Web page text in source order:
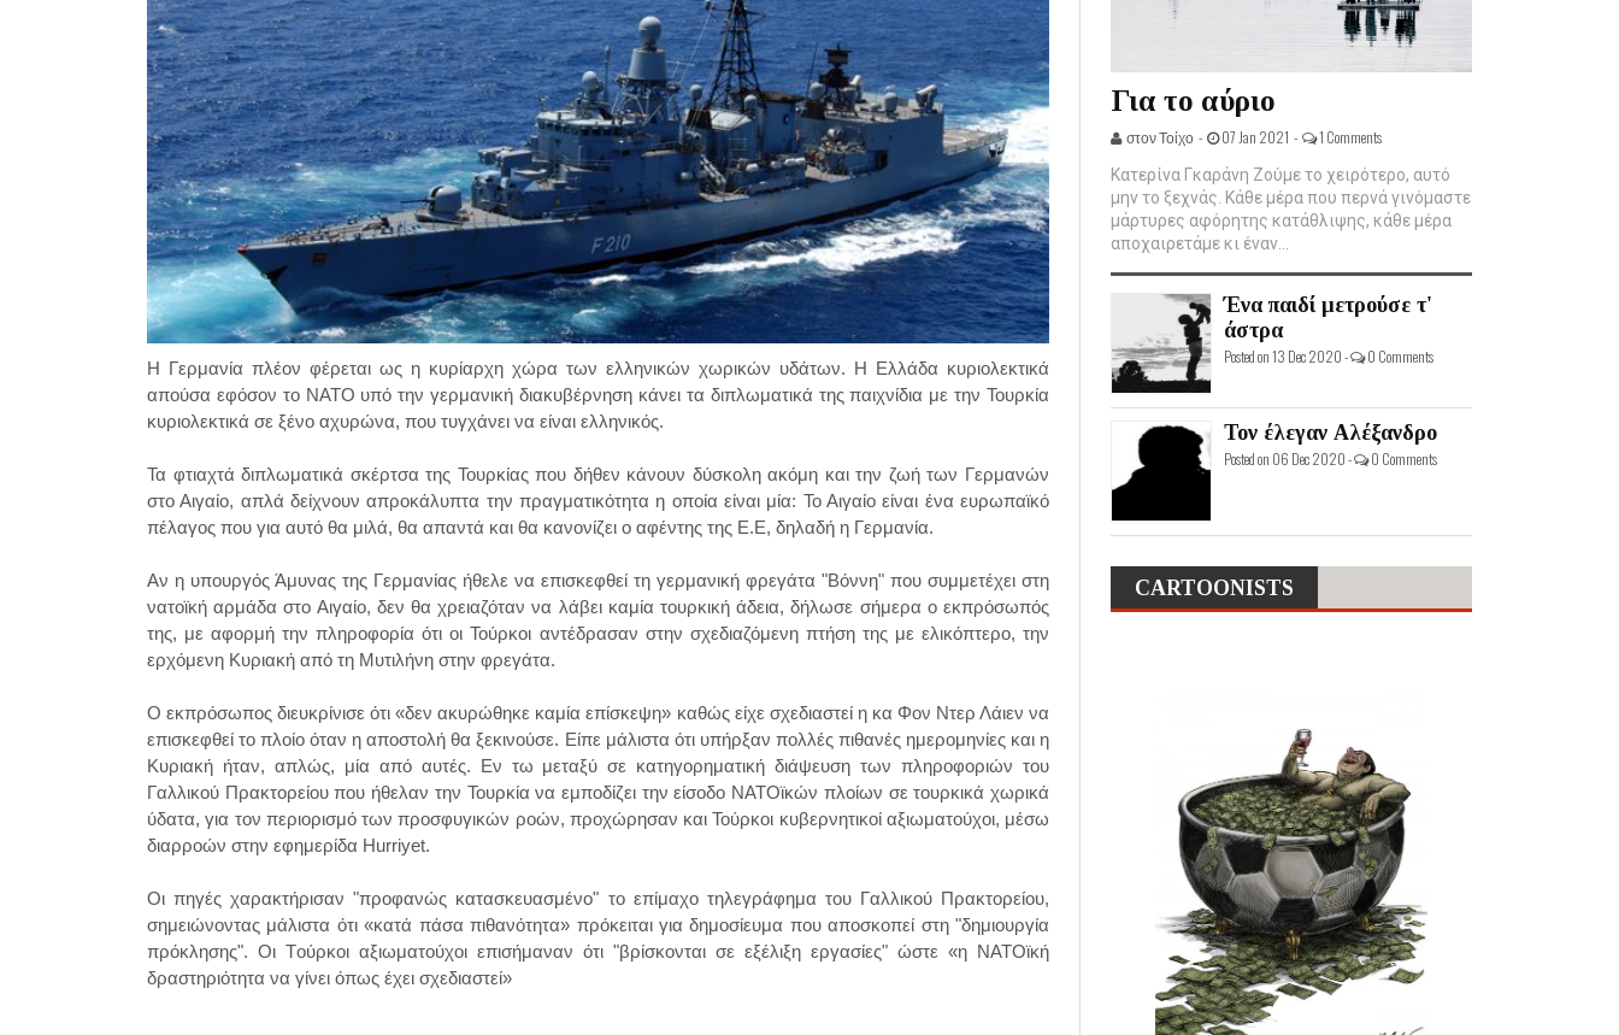
Η Γερμανία πλέον φέρεται ως η κυρίαρχη χώρα των ελληνικών χωρικών υδάτων. Η Ελλάδα κυριολεκτικά
απούσα εφόσον το ΝΑΤΟ υπό την γερμανική διακυβέρνηση κάνει τα διπλωματικά της παιχνίδια με την Τουρκία
κυριολεκτικά σε ξένο αχυρώνα, που τυγχάνει να είναι ελληνικός.
Τα φτιαχτάδιπλωματικά σκέρτσα της Τουρκίαςπου δήθεν κάνουν δύσκολη ακόμη και την ζωή των Γερμανών
στο Αιγαίο, απλάδείχνουν απροκάλυπτα τηνπραγματικότητα η οποία είναι μία: Το Αιγαίο είναι έναευρωπαϊκό
πέλαγος που για αυτό θα μιλά, θα απαντά και θα κανονίζει ο αφέντης της Ε.Ε, δηλαδή η Γερμανία.
Aν η υπουργός Άμυνας της Γερμανίας ήθελε να επισκεφθεί τη γερμανική φρεγάτα "Βόννη" που συμμετέχει στη
νατοϊκή αρμάδα στο Αιγαίο, δεν θα χρειαζόταν να λάβει καμία τουρκική άδεια, δήλωσε σήμερα ο εκπρόσωπός
της, με αφορμή την πληροφορία ότι οι Τούρκοι αντέδρασαν στην σχεδιαζόμενη πτήση της με ελικόπτερο, την
ερχόμενη Κυριακή από τη Μυτιλήνη στην φρεγάτα.
Ο εκπρόσωπος διευκρίνισε ότι «δεν ακυρώθηκε καμία επίσκεψη» καθώς είχε σχεδιαστεί η κα Φον Ντερ Λάιεν να
επισκεφθεί το πλοίο όταν η αποστολή θα ξεκινούσε. Είπε μάλιστα ότι υπήρξαν πολλές πιθανές ημερομηνίες και η
Κυριακή ήταν, απλώς, μία από αυτές. Εν τω μεταξύ σε κατηγορηματική διάψευση των πληροφοριών του
Γαλλικού Πρακτορείου που ήθελαν την Τουρκία να εμποδίζει την είσοδο NATOϊκών πλοίων σε τουρκικά χωρικά
ύδατα, για τον περιορισμό των προσφυγικών ροών, προχώρησαν και Τούρκοι κυβερνητικοί αξιωματούχοι, μέσω
διαρροών στην εφημερίδα Hurriyet.
Οι πηγές χαρακτήρισαν"προφανώς κατασκευασμένο" το επίμαχο τηλεγράφημα του Γαλλικού Πρακτορείου,
σημειώνοντας μάλιστα ότι «κατά πάσα πιθανότητα» πρόκειται για δημοσίευμα που αποσκοπεί στη "δημιουργία
πρόκλησης". Οι Tούρκοι αξιωματούχοι επισήμαναν ότι "βρίσκονται σε εξέλιξη εργασίες" ώστε «η NATOϊκή
δραστηριότητα να γίνει όπως έχει σχεδιαστεί»
Για το αύριο
στον Τοίχο - 07 Jan 2021 - 1 Comments
Κατερίνα Γκαράνη Ζούμε το χειρότερο, αυτό
μην το ξεχνάς. Κάθε μέρα που περνά γινόμαστε
μάρτυρες αφόρητης κατάθλιψης, κάθε μέρα
αποχαιρετάμε κι έναν...
Ένα παιδί μετρούσε τ'
άστρα
Posted on 13 Dec 2020 - 0 Comments
Τον έλεγαν Αλέξανδρο
Posted on 06 Dec 2020 - 0 Comments
CARTOONISTS